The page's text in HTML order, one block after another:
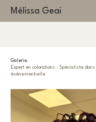
Mélissa Geai
Galerie.
Expert en colorations . Spécialiste
événementielle